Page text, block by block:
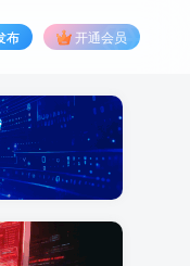
布 开通会员